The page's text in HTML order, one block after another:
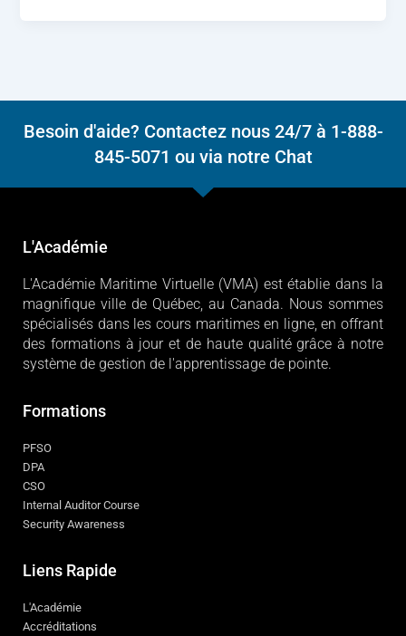
Besoin d'aide? Contactez nous 24/7 à 1-888-
845-5071 ou via notre Chat
L'Académie
L'Académie Maritime Virtuelle (VMA) est établie dans la
magnifique ville de Québec, au Canada. Nous sommes
spécialisés dans les cours maritimes en ligne, en offrant
des formations à jour et de haute qualité grâce à notre
système de gestion de l'apprentissage de pointe.
Formations
PFSO
DPA
CSO
Internal Auditor Course
Security Awareness
Liens Rapide
L'Académie
Accréditations